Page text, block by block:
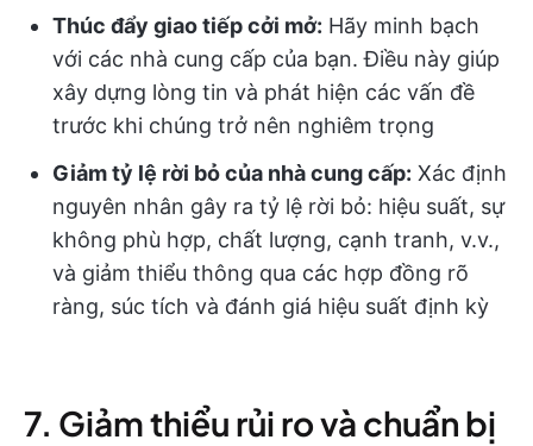
Thúc đẩy giao tiếp cởi mở: Hãy minh bạch
với các nhà cung cấp của bạn. Điều này giúp
xây dựng lòng tin và phát hiện các vấn đề
trước khi chúng trở nên nghiêm trọng
Giảm tỷ lệ rời bỏ của nhà cung cấp: Xác định
nguyên nhân gây ra tỷ lệ rời bỏ: hiệu suất, sự
không phù hợp, chất lượng, cạnh tranh, v.v.,
và giảm thiểu thông qua các hợp đồng rõ
ràng, súc tích và đánh giá hiệu suất định kỳ
7. Giảm thiểu rủi ro và chuẩn bị